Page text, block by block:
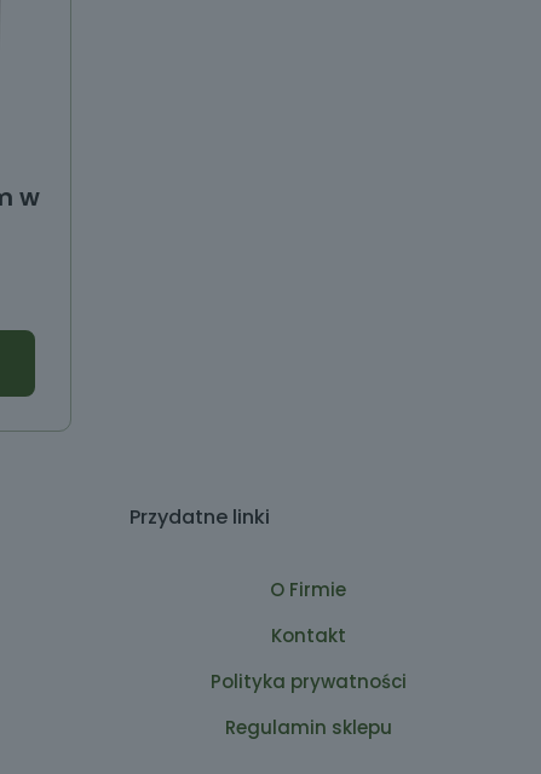
w
Przydatne linki
O Firmie
Kontakt
Polityka prywatności
Regulamin sklepu